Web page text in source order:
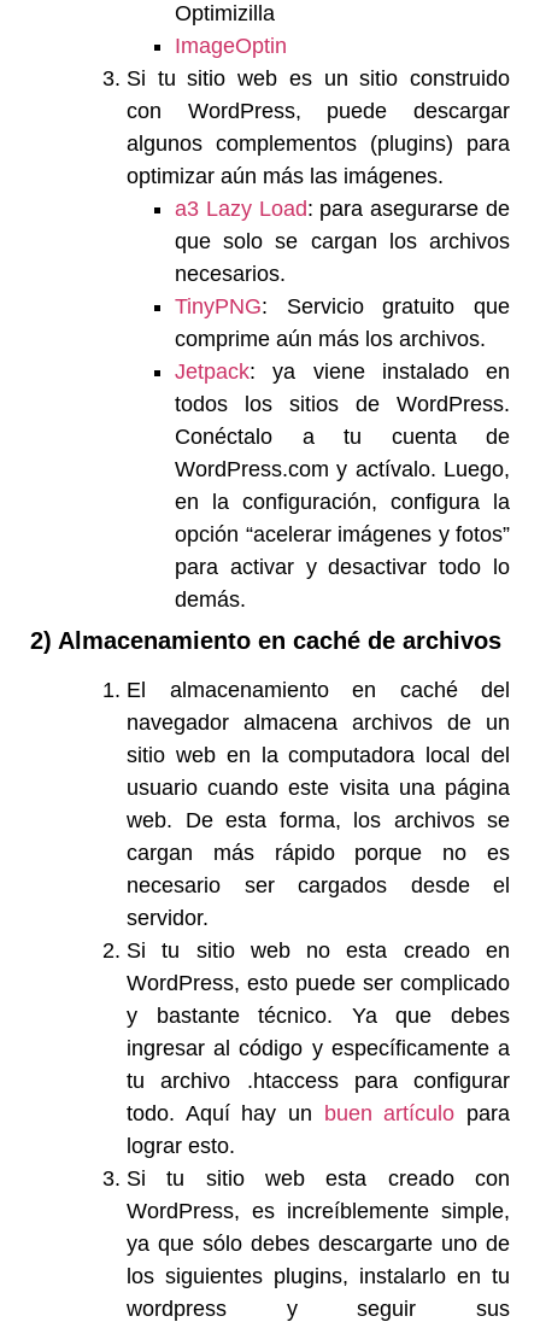
Optimizilla
ImageOptin
Si tu sitio web es un sitio construido
con WordPress, puede descargar
algunos complementos (plugins) para
optimizar aún más las imágenes.
a3 Lazy Load: para asegurarse de
que solo se cargan los archivos
necesarios.
TinyPNG: Servicio gratuito que
comprime aún más los archivos.
Jetpack: ya viene instalado en
todos los sitios de WordPress.
Conéctalo a tu cuenta de
WordPress.com y actívalo. Luego,
en la configuración, configura la
opción “acelerar imágenes y fotos”
para activar y desactivar todo lo
demás.
2) Almacenamiento en caché de archivos
El almacenamiento en caché del
navegador almacena archivos de un
sitio web en la computadora local del
usuario cuando este visita una página
web. De esta forma, los archivos se
cargan más rápido porque no es
necesario ser cargados desde el
servidor.
Si tu sitio web no esta creado en
WordPress, esto puede ser complicado
y bastante técnico. Ya que debes
ingresar al código y específicamente a
tu archivo .htaccess para configurar
todo. Aquí hay un
buen artículo para
lograr esto.
Si tu sitio web esta creado con
WordPress, es increíblemente simple,
ya que sólo debes descargarte uno de
los siguientes plugins, instalarlo en tu
wordpress y seguir sus